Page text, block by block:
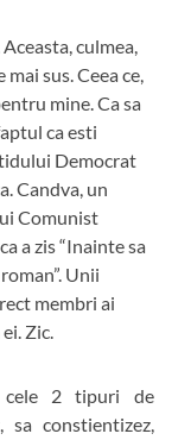
culmea,
sus. Ceea ce,
mine. Ca sa
ca esti
Democrat
Candva, un
Comunist
a zis “Inainte sa
Unii
membri ai
Zic.
cele 2 tipuri de
sa constientizez,